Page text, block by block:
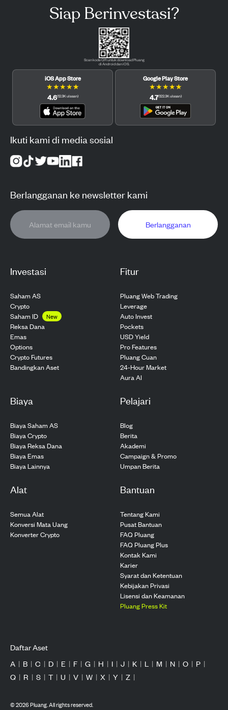
Investasi
Saham AS
Crypto
Saham ID
New
Reksa Dana
Emas
Options
Crypto Futures
Bandingkan Aset
Fitur
Pluang Web Trading
Leverage
Auto Invest
Pockets
USD Yield
Pro Features
Pluang Cuan
24-Hour Market
Aura AI
Biaya
Biaya Saham AS
Biaya Crypto
Biaya Reksa Dana
Biaya Emas
Biaya Lainnya
Pelajari
Blog
Berita
Akademi
Campaign & Promo
Umpan Berita
Alat
Semua Alat
Konversi Mata Uang
Konverter Crypto
Bantuan
Tentang Kami
Pusat Bantuan
FAQ Pluang
FAQ Pluang Plus
Kontak Kami
Karier
Syarat dan Ketentuan
Kebijakan Privasi
Lisensi dan Keamanan
Pluang Press Kit
Siap Berinvestasi?
Scan kode QR untuk download Pluang
di Android dan iOS.
iOS App Store
★★★★★
4.6(12.3Kulasan)
Google Play Store
★★★★★
4.7(122.3Kulasan)
Ikuti kami di media sosial
Berlangganan ke newsletter kami
Berlangganan
Daftar Aset
A | B | C | D | E | F | G | H | I | J | K | L | M | N | O | P |
Q | R | S | T | U | V | W | X | Y | Z |
©2026Pluang. All rights reserved.